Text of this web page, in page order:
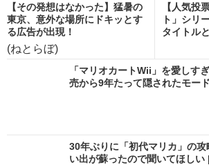
【その発想はなかった】猛暑の
東京、意外な場所にドキッとす
る広告が出現！
(ねとらぼ)
【人気投
ト」シリ
タイト
「マリオカートWii」を愛しす
売から9年たって隠されたモー
30年ぶりに「初代マリカ」の
い出が蘇ったので聞いてほしい